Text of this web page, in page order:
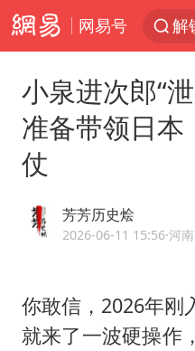
网易号
解
白
酒
小泉进次郎“
准备带领日本
仗
芳芳历史烩
2026-06-11 15:56·河南
你敢信，2026年刚
就来了一波硬操作